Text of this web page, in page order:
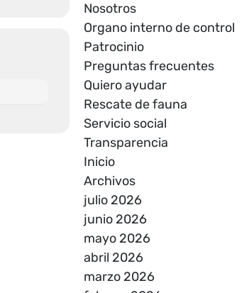
Nosotros
Organo interno de control
Patrocinio
Preguntas frecuentes
Quiero ayudar
Rescate de fauna
Servicio social
Transparencia
Inicio
Archivos
julio 2026
junio 2026
mayo 2026
abril 2026
marzo 2026